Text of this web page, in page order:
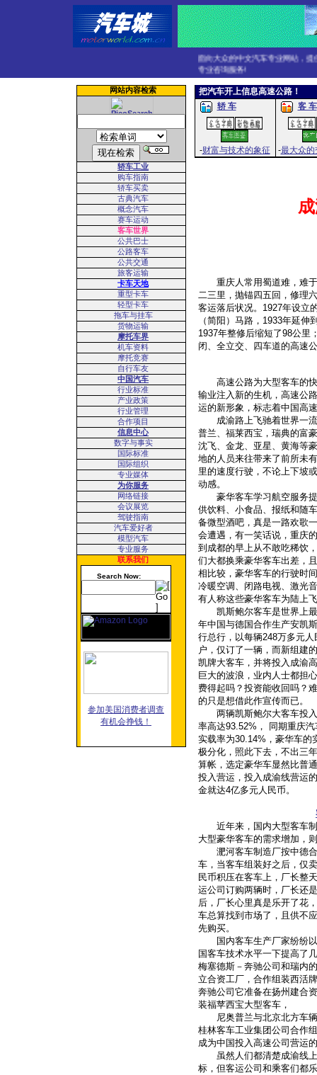
面向大众的中文汽车专业网站，提供
专业咨询服务!
网站内容检索
轿车工业
购车指南
轿车买卖
古典汽车
概念汽车
赛车运动
客车世界
公共巴士
公路客车
公共交通
旅客运输
卡车天地
重型卡车
轻型卡车
拖车与挂车
货物运输
摩托车界
机车资料
摩托竞赛
自行车友
中国汽车
行业标准
产业政策
行业管理
合作项目
信息中心
数字与事实
国际标准
国际组织
专业媒体
为你服务
网络链接
会议展览
驾驶指南
汽车爱好者
模型汽车
专业服务
联系我们
Search Now:
参加美国消费者调查
有机会挣钱！
把汽车开上信息高速公路！
轿 车
客 车
-财富与技术的象征 -最大众的
重庆人常用蜀道难，难于
二三里，抛锚四五回，修理
客运落后状况。 1927年设立
（简阳）马路， 1933年延伸
1937年整修后缩短了98公里
闭、全立交、四车道的高速
高速公路为大型客车的快
输业注入新的生机，高速公
运的新形象，标志着中国高
成渝路上飞驰着世界一流
普兰、福莱西宝，瑞典的富
沈飞、金龙、亚星、黄海等
地的人员来往带来了前所未
里的速度行驶，不论上下坡
动感。
豪华客车学习航空服务提
供饮料、小食品、报纸和随
备微型酒吧，真是一路欢歌
会遭遇，有一笑话说，重庆
到成都的早上从不敢吃稀饮
们大都换乘豪华客车出差，
相比较，豪华客车的行驶时
冷暖空调、闭路电视、激光
有人称这些豪华客车为陆上
凯斯鲍尔客车是世界上最
年中国与德国合作生产安凯
行总行，以每辆248万多元人
户，仅订了一辆，而新组建
凯牌大客车，并将投入成渝
巨大的波浪，业内人士都担
费得起吗？投资能收回吗？
的只是想借此作宣传而已。
两辆凯斯鲍尔大客车投入
率高达93.52% ， 同期重庆
实载率为30.14% ，豪华车
极分化，照此下去，不出三
算帐，选定豪华车显然比普
投入营运，投入成渝线营运
金就达4亿多元人民币。
近年来，国内大型客车制
大型豪华客车的需求增加，
淝河客车制造厂按中德合
车，当客车组装好之后，仅
民币积压在客车上，厂长整
运公司订购两辆时，厂长还
后，厂长心里真是乐开了花
车总算找到市场了，且供不
先购买。
国内客车生产厂家纷纷以
国客车技术水平一下提高了
梅塞德斯－奔驰公司和瑞内
立合资工厂，合作组装西活
奔驰公司它准备在扬州建合
装福苹西宝大型客车，
尼奥普兰与北京北方车辆
桂林客车工业集团公司合作
成为中国投入高速公司营运
虽然人们都清楚成渝线上
标，但客运公司和乘客们都